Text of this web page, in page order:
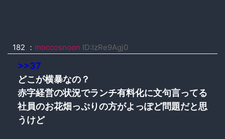
182 ： moccosnoon ID:IzRe9Agj0
>>37
どこが横暴なの？
赤字経営の状況でランチ有料化に文句言ってる
社員のお花畑っぷりの方がよっぽど問題だと思
うけど